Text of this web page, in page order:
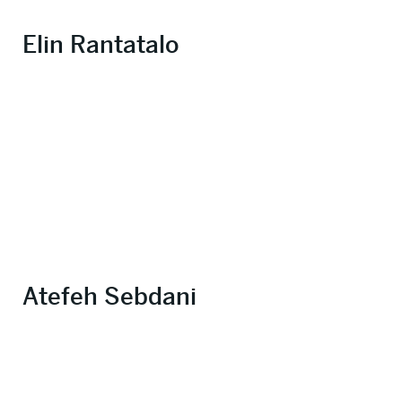
Elin Rantatalo
Atefeh Sebdani